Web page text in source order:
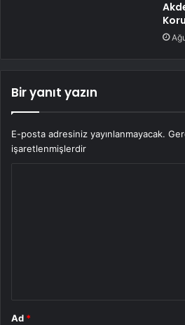
Bir yanıt yazın
E-posta adresiniz yayınlanmayacak.
işaretlenmişlerdir
Ad *